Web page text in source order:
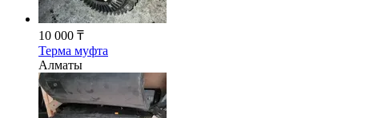
10 000 ₸
Терма муфта
Алматы